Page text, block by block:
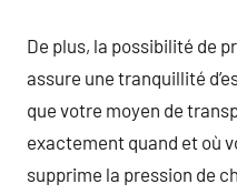
De plus, la possibilité de
assure une tranquillité
que votre moyen de
exactement quand et où
supprime la pression de